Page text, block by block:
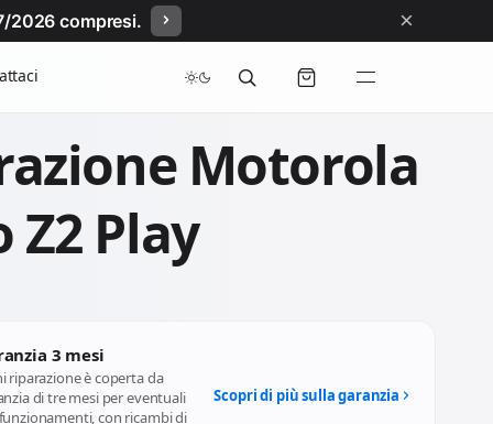
2026 compresi. ×
Motorola
Z2 Play
3 mesi
riparazione è coperta da
di tre mesi per eventuali
con ricambi di
Scopri di più sulla garanzia